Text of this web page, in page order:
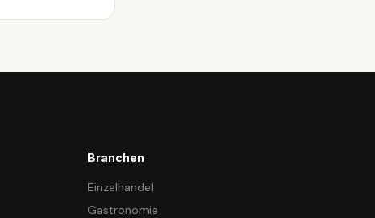
Branchen
Einzelhandel
Gastronomie